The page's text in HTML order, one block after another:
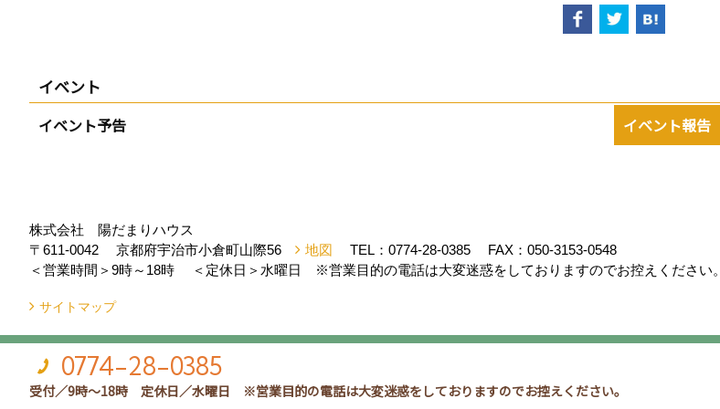
イベント
イベント予告 イベント報告
株式会社 陽だまりハウス
〒611-0042
京都府宇治市小倉町山際56 地図 TEL： 0774-28-0385
FAX：050-3153-0548
＜営業時間＞9時～18時
＜定休日＞水曜日 ※営業目的の電話は大変迷惑をしておりますのでお控えください。
サイトマップ
0774-28-0385
受付／9時～18時 定休日／水曜日 ※営業目的の電話は大変迷惑をしておりますのでお控えください。